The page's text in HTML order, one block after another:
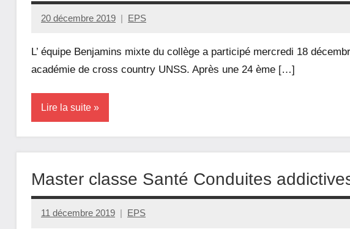
20 décembre 2019 EPS
L’ équipe Benjamins mixte du collège a participé mercredi 18
académie de cross country UNSS. Après une 24 ème […]
Lire la suite
Association
EPS
Master classe Santé Conduites
11 décembre 2019 EPS